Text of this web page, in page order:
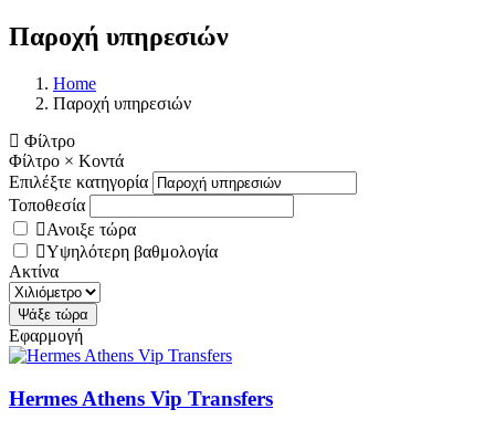
Παροχή υπηρεσιών
Home
Παροχή υπηρεσιών
Φίλτρο
Φίλτρο × Κοντά
Επιλέξτε κατηγορία
Τοποθεσία
Ανοιξε τώρα
Υψηλότερη βαθμολογία
Ακτίνα
Εφαρμογή
Hermes Athens Vip Transfers